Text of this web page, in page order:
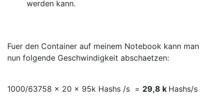
werden kann.
Fuer den Container auf meinem Notebook kann man
nun folgende Geschwindigkeit abschaetzen:
1000/63758 x 20 x 95k Hashs /s = 29,8 k Hashs/s